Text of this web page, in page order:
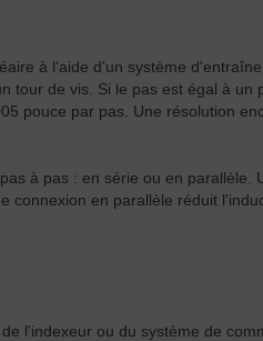
à l'aide d'un système
tour de vis. Si le pas est égal à un
pouce par pas. Une résolution
à pas : en série ou en parallèle.
connexion en parallèle réduit
l'indexeur ou du système de